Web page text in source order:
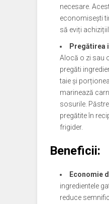
necesare.
economisești
să eviți
Pregătirea
Alocă o zi sau
pregăti
taie și
marinează
sosurile.
pregătite în
frigider.
Beneficii:
Economie
ingredientele
reduce